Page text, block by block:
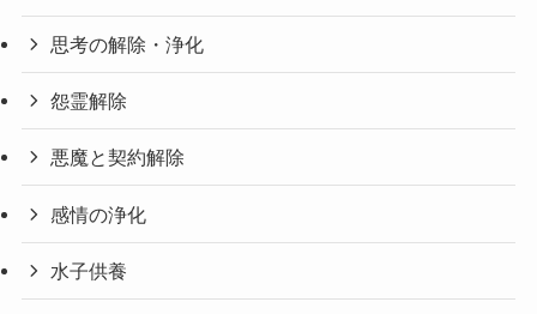
思考の解除・浄化
怨霊解除
悪魔と契約解除
感情の浄化
水子供養